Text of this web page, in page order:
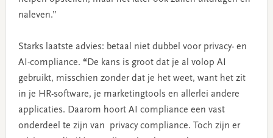
naleven.”
Starks laatste advies: betaal niet dubbel voor privacy- en
AI-compliance. “ De kans is groot dat je al volop AI
gebruikt, misschien zonder dat je het weet, want het zit
in je HR-software, je marketingtools en allerlei andere
applicaties. Daarom hoort AI compliance een vast
onderdeel te zijn van privacy compliance. Toch zijn er